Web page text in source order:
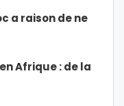
a raison de ne
Afrique : de la